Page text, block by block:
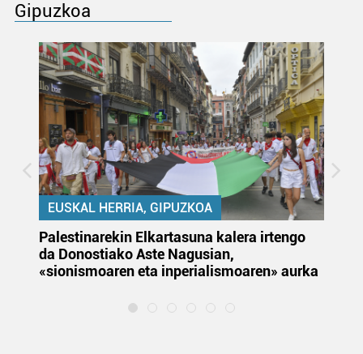
Gipuzkoa
EUSKAL HERRIA, GIPUZKOA
Palestinarekin Elkartasuna kalera irtengo
da Donostiako Aste Nagusian,
«sionismoaren eta inperialismoaren» aurka